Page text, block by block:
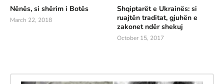
Nënës, si shërim i Botës
March 22, 2018
Shqiptarët e Ukrainës: si
ruajtën traditat, gjuhën e
zakonet ndër shekuj
October 15, 2017